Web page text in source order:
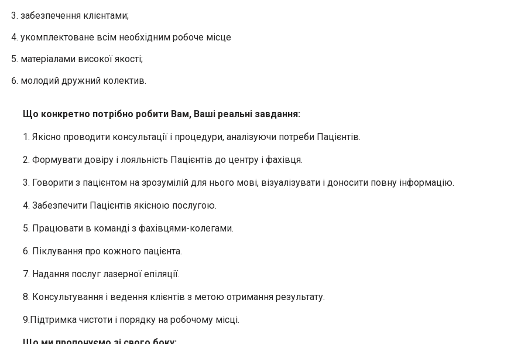
забезпечення клієнтами;
укомплектоване всім необхідним робоче місце
матеріалами високої якості;
молодий дружний колектив.
Що конкретно потрібно робити Вам, Ваші реальні завдання:
1. Якісно проводити консультації і процедури, аналізуючи потреби Пацієнтів.
2. Формувати довіру і лояльність Пацієнтів до центру і фахівця.
3. Говорити з пацієнтом на зрозумілій для нього мові, візуалізувати і доносити повну інформацію.
4. Забезпечити Пацієнтів якісною послугою.
5. Працювати в команді з фахівцями-колегами.
6. Піклування про кожного пацієнта.
7. Надання послуг лазерної епіляції.
8. Консультування і ведення клієнтів з метою отримання результату.
9.Підтримка чистоти і порядку на робочому місці.